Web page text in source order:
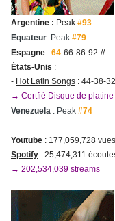
Argentine : Peak #93
Equateur: Peak #79
Espagne : 64-66-86-92-//
États-Unis :
- Hot Latin Songs : 44-38-
→ Certfié Disque de
Venezuela : Peak #74
Youtube : 177,059,728 vues
Spotify : 25,474,311
→ 202,534,039 streams